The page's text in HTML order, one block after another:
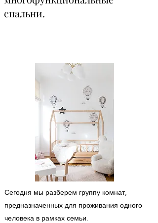
спальни.
Сегодня мы разберем группу комнат,
предназначенных для проживания одного
человека в рамках семьи.